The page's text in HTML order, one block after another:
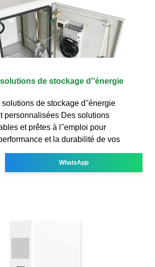
de stockage d''énergie
solutions de stockage d''énergie
personnalisées Des solutions
et prêtes à l''emploi pour
et la durabilité de vos
WhatsApp